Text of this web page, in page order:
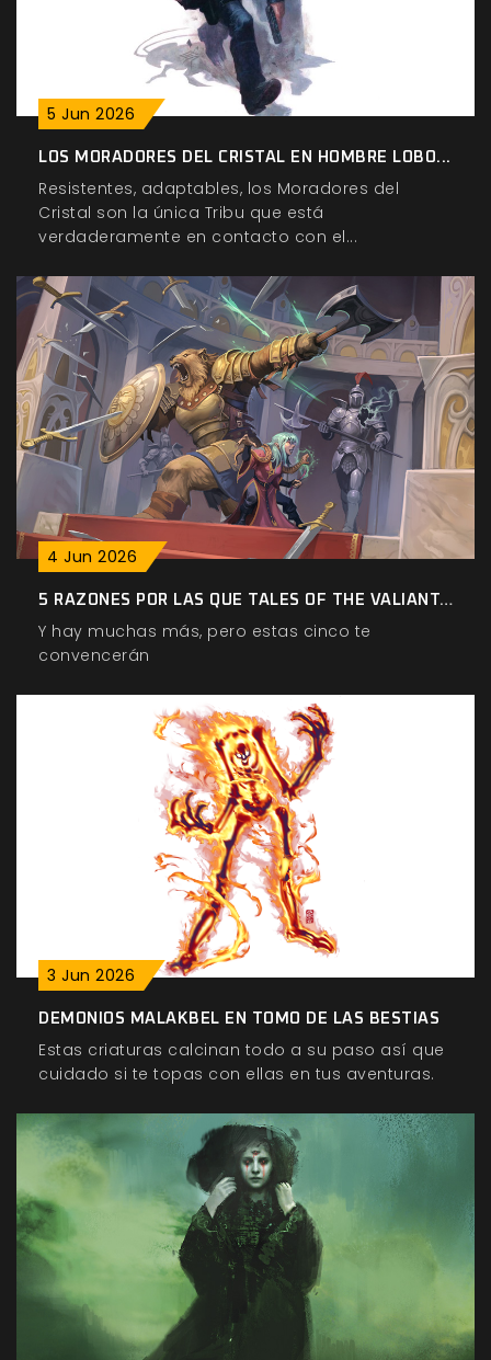
5 Jun 2026
LOS MORADORES DEL CRISTAL EN HOMBRE LOBO...
Resistentes, adaptables, los Moradores del
Cristal son la única Tribu que está
verdaderamente en contacto con el...
4 Jun 2026
5 RAZONES POR LAS QUE TALES OF THE VALIANT...
Y hay muchas más, pero estas cinco te
convencerán
3 Jun 2026
DEMONIOS MALAKBEL EN TOMO DE LAS BESTIAS
Estas criaturas calcinan todo a su paso así que
cuidado si te topas con ellas en tus aventuras.